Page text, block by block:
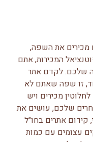
את השפה,
המכירות, אתם
שלכם. לקדם אתר
זו שפה שאתם לא
מכירים ויש
שלכם, עושים את
אתרים בחו״ל
עצומים עם כמות